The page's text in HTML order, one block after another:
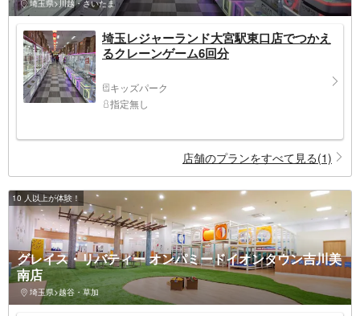
埼玉県>川越・さいたま
埼玉レジャーランド大宮駅東口店でつかえ
るクレーンゲーム6回分
キッズパーク
指定無し
店舗のプランをすべて見る(1)
10 人以上が体験！
グレイス・リバティー オンパミードイオンタウン吉川美
南店
埼玉県>越谷・草加